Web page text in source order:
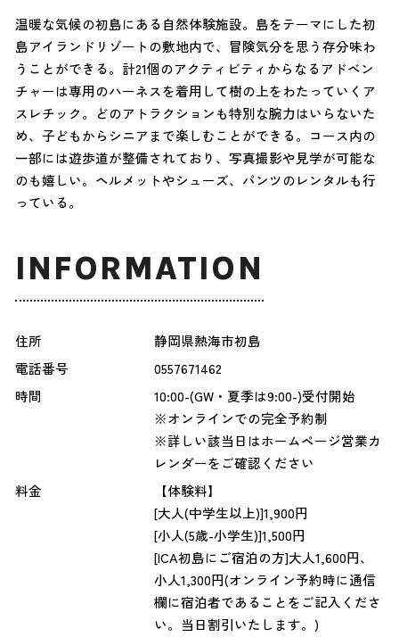
温暖な気候の初島にある自然体験施設。島をテーマにした初
島アイランドリゾートの敷地内で、冒険気分を思う存分味わ
うことができる。計21個のアクティビティからなるアドベン
チャーは専用のハーネスを着用して樹の上をわたっていくア
スレチック。どのアトラクションも特別な腕力はいらないた
め、子どもからシニアまで楽しむことができる。コース内の
一部には遊歩道が整備されており、写真撮影や見学が可能な
のも嬉しい。ヘルメットやシューズ、パンツのレンタルも行
っている。
INFORMATION
住所
静岡県熱海市初島
電話番号
0557671462
時間
10:00-(GW・夏季は9:00-)受付開始
※オンラインでの完全予約制
※詳しい該当日はホームページ営業カ
レンダーをご確認ください
料金
【体験料】
[大人(中学生以上)]1,900円
[小人(5歳-小学生)]1,500円
[ICA初島にご宿泊の方]大人1,600円、
小人1,300円(オンライン予約時に通信
欄に宿泊者であることをご記入くださ
い。当日割引いたします。)